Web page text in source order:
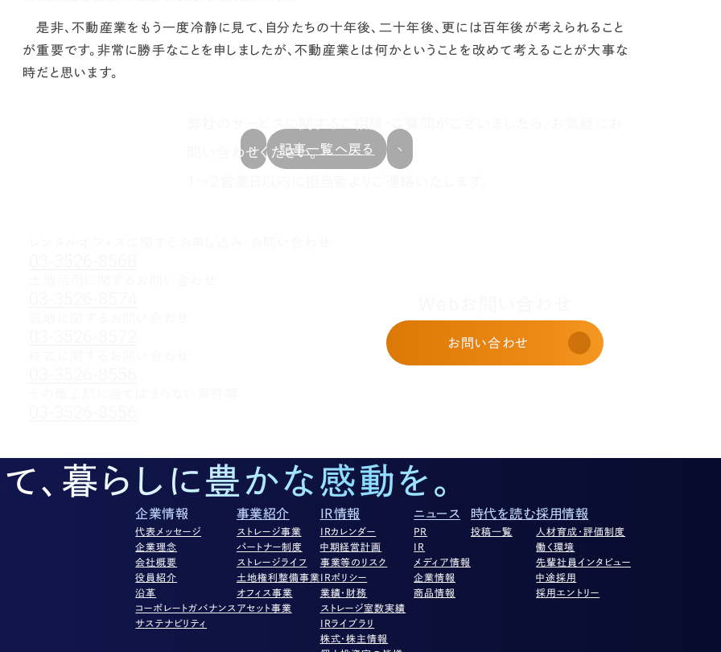
是非、不動産業をもう一度冷静に見て、自分たちの十年後、二十年後、更には百年後が考えられること
が重要です。非常に勝手なことを申しましたが、不動産業とは何かということを改めて考えることが大事な
時だと思います。
記事一覧へ戻る
問い合わせください。
お問い合わせ
、暮らしに豊かな感動を。
企業情報
代表メッセージ
企業理念
会社概要
役員紹介
沿革
コーポレートガバナンス
サステナビリティ
事業紹介
ストレージ事業
パートナー制度
ストレージライフ
土地権利整備事業
オフィス事業
アセット事業
IR情報
IRカレンダー
中期経営計画
事業等のリスク
IRポリシー
業績・財務
ストレージ室数実績
IRライブラリ
株式・株主情報
ニュース
PR
IR
メディア情報
企業情報
商品情報
時代を読む
投稿一覧
採用情報
人材育成・評価制度
働く環境
先輩社員インタビュー
中途採用
採用エントリー